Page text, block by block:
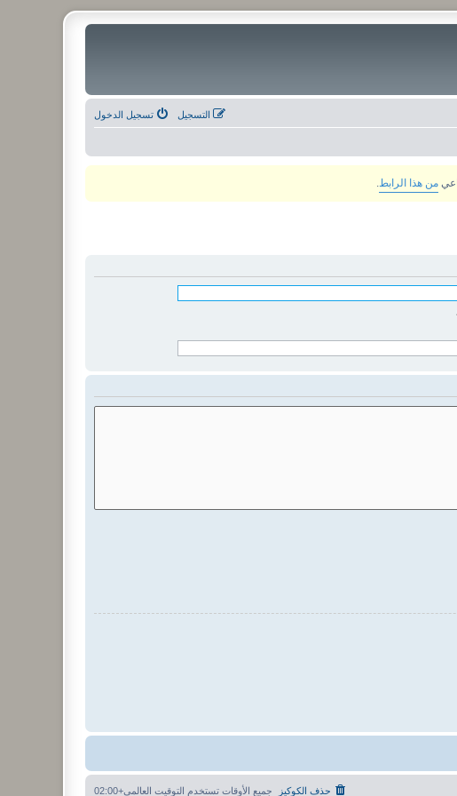
تسجيل الدخول التسجيل
من هذا الرابط
جميع الأوقات تستخدم التوقيت العالمي+02:00 حذف الكوكيز